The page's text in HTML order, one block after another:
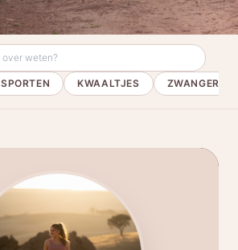
SPORTEN KWAALTJES